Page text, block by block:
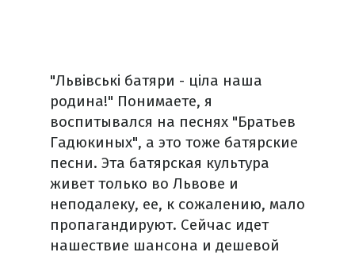
"Львівські батяри - ціла наша
родина!" Понимаете, я
воспитывался на песнях "Братьев
Гадюкиных", а это тоже батярские
песни. Эта батярская культура
живет только во Львове и
неподалеку, ее, к сожалению, мало
пропагандируют. Сейчас идет
нашествие шансона и дешевой